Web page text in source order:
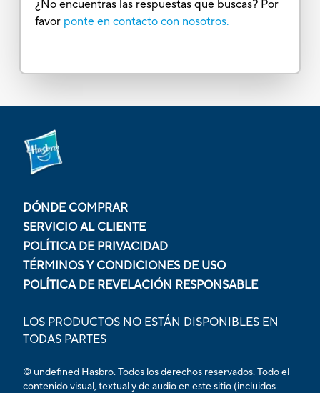
¿No encuentras las respuestas que buscas? Por
favor ponte en contacto con nosotros.
DÓNDE COMPRAR
SERVICIO AL CLIENTE
POLÍTICA DE PRIVACIDAD
TÉRMINOS Y CONDICIONES DE USO
POLÍTICA DE REVELACIÓN RESPONSABLE
LOS PRODUCTOS NO ESTÁN DISPONIBLES EN
TODAS PARTES
© undefined Hasbro. Todos los derechos reservados. Todo el
contenido visual, textual y de audio en este sitio (incluidos